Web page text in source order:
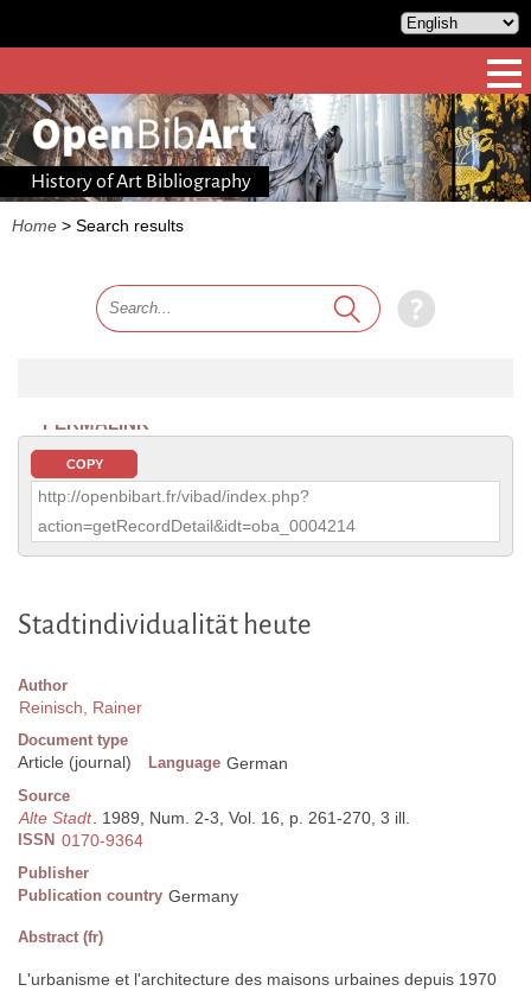
History of Art Bibliography
Home > Search results
PERMALINK
COPY
http://openbibart.fr/vibad/index.php?
action=getRecordDetail&idt=oba_0004214
Stadtindividualität heute
Author
Reinisch, Rainer
Document type
Article (journal) Language German
Source
Alte Stadt. 1989, Num. 2-3, Vol. 16, p. 261-270, 3 ill.
ISSN 0170-9364
Publisher
Publication country Germany
Abstract (fr)
L'urbanisme et l'architecture des maisons urbaines depuis 1970